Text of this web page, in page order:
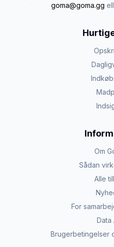
goma@goma.gg
Om
Sådan
Alle
For
Data
Brugerbetingelser